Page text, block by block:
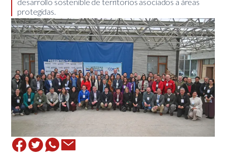
desarrollo sostenible de territorios asociados a áreas
protegidas.